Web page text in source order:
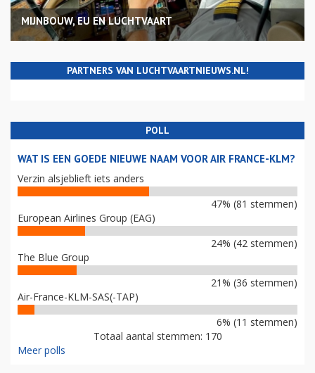
MIJNBOUW, EU EN LUCHTVAART
PARTNERS VAN LUCHTVAARTNIEUWS.NL!
POLL
WAT IS EEN GOEDE NIEUWE NAAM VOOR AIR FRANCE-KLM?
Verzin alsjeblieft iets anders
47% (81 stemmen)
European Airlines Group (EAG)
24% (42 stemmen)
The Blue Group
21% (36 stemmen)
Air-France-KLM-SAS(-TAP)
6% (11 stemmen)
Totaal aantal stemmen: 170
Meer polls